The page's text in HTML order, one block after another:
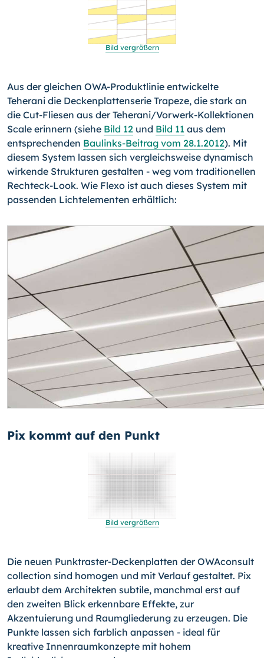
Bild vergrößern
Aus der gleichen OWA-Produktlinie entwickelte
Teherani die Deckenplattenserie Trapeze, die stark an
die Cut-Fliesen aus der Teherani/Vorwerk-Kollektionen
Scale erinnern (siehe Bild 12 und Bild 11 aus dem
entsprechenden Baulinks-Beitrag vom 28.1.2012). Mit
diesem System lassen sich vergleichsweise dynamisch
wirkende Strukturen gestalten - weg vom traditio­nellen
Rechteck-Look. Wie Flexo ist auch dieses System mit
passenden Lichtelementen erhältlich:
Pix kommt auf den Punkt
Bild vergrößern
Die neuen Punktraster-Deckenplatten der OWAconsult
collec­tion sind homogen und mit Verlauf gestaltet. Pix
erlaubt dem Architekten subtile, manchmal erst auf
den zweiten Blick er­kennbare Effekte, zur
Akzentuierung und Raumgliederung zu erzeugen. Die
Punkte lassen sich farblich anpassen - ideal für
kreative Innenraumkonzepte mit hohem